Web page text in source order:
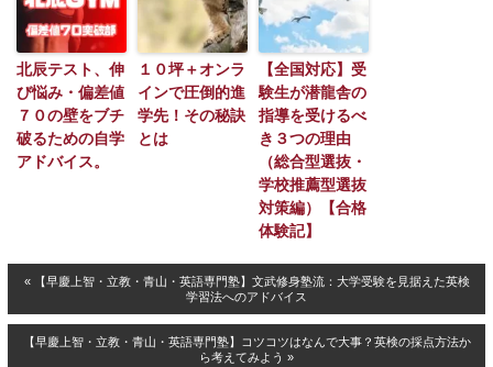
北辰テスト、伸
び悩み・偏差値
７０の壁をブチ
破るための自学
アドバイス。
１０坪＋オンラ
インで圧倒的進
学先！その秘訣
とは
【全国対応】受
験生が潜龍舎の
指導を受けるべ
き３つの理由
（総合型選抜・
学校推薦型選抜
対策編）【合格
体験記】
« 【早慶上智・立教・青山・英語専門塾】文武修身塾流：大学受験を見据えた英検
学習法へのアドバイス
【早慶上智・立教・青山・英語専門塾】コツコツはなんで大事？英検の採点方法か
ら考えてみよう »